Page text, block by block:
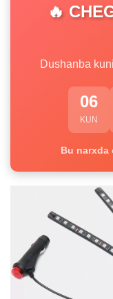
🔥
Dushanba
06
KUN
Bu